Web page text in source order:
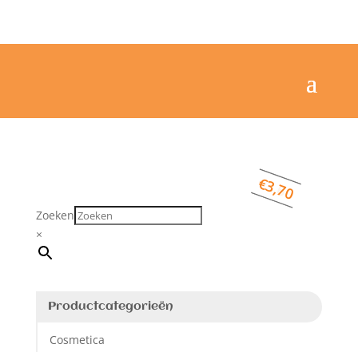
€9,99
€3,60
€3,70
Zoeken
×
Productcategorieën
Cosmetica